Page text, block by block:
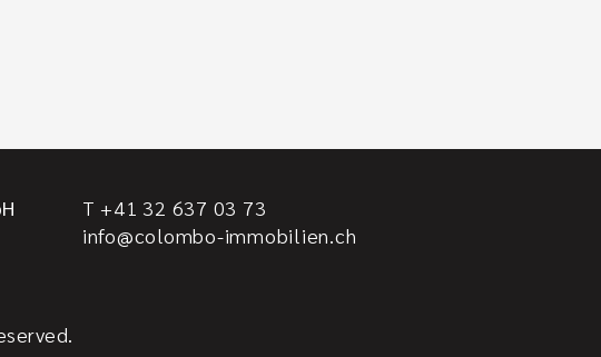
T +41 32 637 03 73
info@colombo-immobilien.ch